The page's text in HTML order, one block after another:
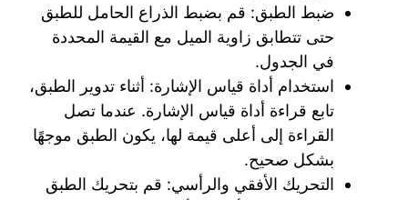
ضبط الطبق: قم بضبط الذراع الحامل للطبق
حتى تتطابق زاوية الميل مع القيمة المحددة
في الجدول.
استخدام أداة قياس الإشارة: أثناء تدوير الطبق،
تابع قراءة أداة قياس الإشارة. عندما تصل
القراءة إلى أعلى قيمة لها، يكون الطبق موجهًا
بشكل صحيح.
التحريك الأفقي والرأسي: قم بتحريك الطبق